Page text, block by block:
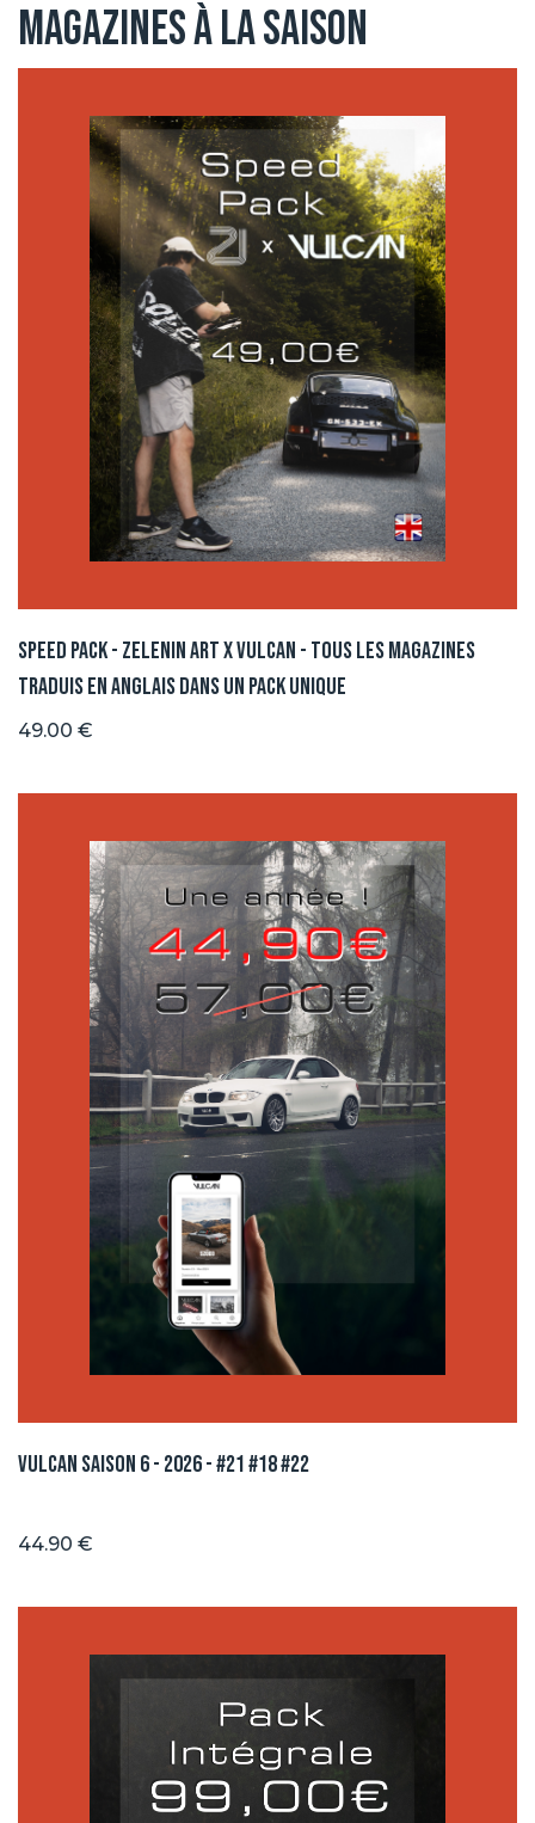
Magazines à la Saison
Speed Pack - Zelenin Art x Vulcan - Tous les magazines
traduis en anglais dans un pack unique
49.00 €
Vulcan Saison 6 - 2026 - #21 #18 #22
44.90 €